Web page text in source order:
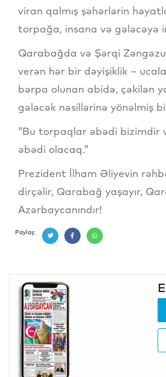
viran qalmış şəhərlərin
torpağa, insana və gələcəyə
Qarabağda və Şərqi
verən hər bir dəyişiklik –
bərpa olunan abidə, çəkilən
gələcək nəsillərinə yönəlmiş
“Bu torpaqlar əbədi bizimdir
əbədi olacaq.”
Prezident İlham Əliyevin
dirçəlir, Qarabağ yaşayır,
Azərbaycanındır!
Paylaş: